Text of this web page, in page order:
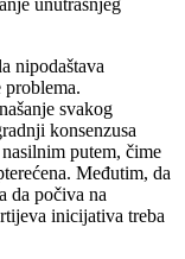
unutrašnjeg
nipodaštava
problema.
svakog
konsenzusa
putem, čime
Međutim, da
da počiva na
inicijativa treba